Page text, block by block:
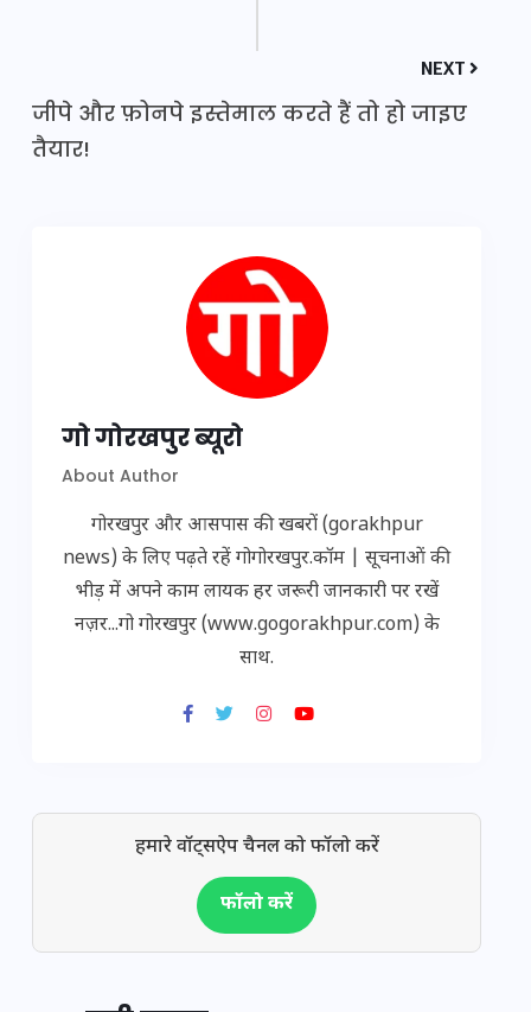
NEXT
जीपे और फ़ोनपे इस्तेमाल करते हैं तो हो जाइए
तैयार!
गो गोरखपुर ब्यूरो
About Author
गोरखपुर और आसपास की खबरों (gorakhpur
news) के लिए पढ़ते रहें गोगोरखपुर.कॉम | सूचनाओं की
भीड़ में अपने काम लायक हर जरूरी जानकारी पर रखें
नज़र...गो गोरखपुर (www.gogorakhpur.com) के
साथ.
हमारे वॉट्सऐप चैनल को फॉलो करें
फॉलो करें